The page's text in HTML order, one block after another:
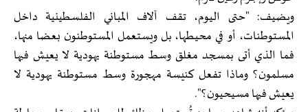
ويضيف: "حتى اليوم، تقف آلاف المباني الفلسطينية داخل
المستوطنات، أو في محيطها، بل ويستعمل المستوطنون بعضا منها،
فما الذي أتى بمسجد مغلق وسط مستوطنة يهودية لا يعيش فيها
مسلمون؟ وماذا تفعل كنيسة مهجورة وسط مستوطنة يهودية لا
يعيش فيها مسيحيون؟".